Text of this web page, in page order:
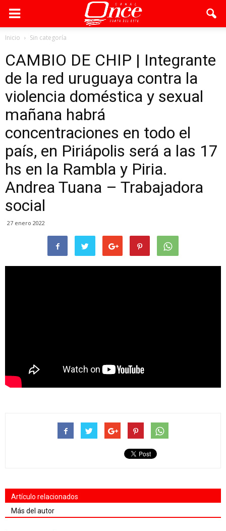
Inicio Sin categoría
CAMBIO DE CHIP | Integrante
de la red uruguaya contra la
violencia doméstica y sexual
mañana habrá
concentraciones en todo el
país, en Piriápolis será a las 17
hs en la Rambla y Piria.
Andrea Tuana – Trabajadora
social
27 enero 2022
Artículo relacionados
Más del autor